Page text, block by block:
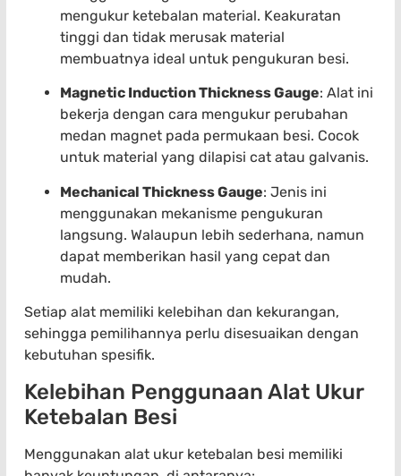
mengukur ketebalan material. Keakuratan
tinggi dan tidak merusak material
membuatnya ideal untuk pengukuran besi.
Magnetic Induction Thickness Gauge: Alat ini
bekerja dengan cara mengukur perubahan
medan magnet pada permukaan besi. Cocok
untuk material yang dilapisi cat atau galvanis.
Mechanical Thickness Gauge: Jenis ini
menggunakan mekanisme pengukuran
langsung. Walaupun lebih sederhana, namun
dapat memberikan hasil yang cepat dan
mudah.
Setiap alat memiliki kelebihan dan kekurangan,
sehingga pemilihannya perlu disesuaikan dengan
kebutuhan spesifik.
Kelebihan Penggunaan Alat Ukur
Ketebalan Besi
Menggunakan alat ukur ketebalan besi memiliki